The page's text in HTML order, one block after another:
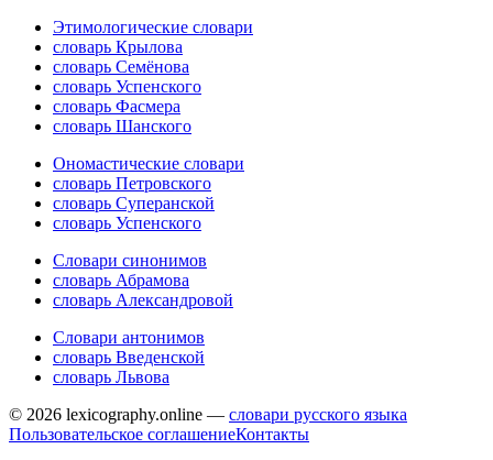
Этимологические словари
словарь Крылова
словарь Семёнова
словарь Успенского
словарь Фасмера
словарь Шанского
Ономастические словари
словарь Петровского
словарь Суперанской
словарь Успенского
Словари синонимов
словарь Абрамова
словарь Александровой
Словари антонимов
словарь Введенской
словарь Львова
© 2026 lexicography.online — словари русского языка
Пользовательское соглашениеКонтакты